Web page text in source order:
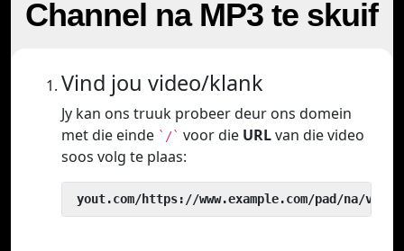
Channel na MP3 te skuif
Vind jou video/klank
Jy kan ons truuk probeer deur ons domein
met die einde `/` voor die URLvan die video
soos volg te plaas:
yout.com/https://www.example.com/pad/na/video